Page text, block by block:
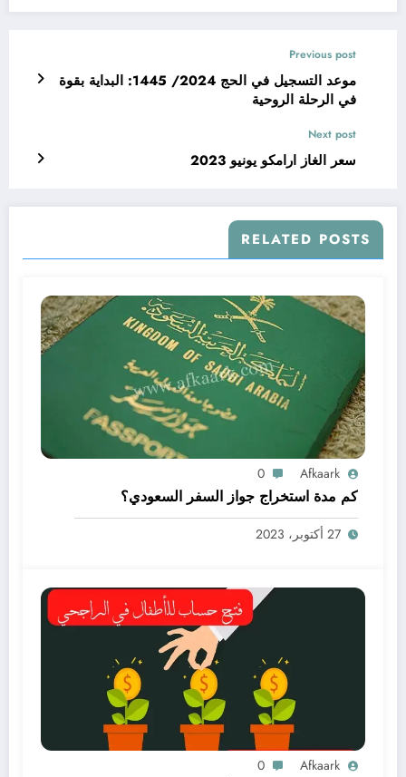
Previous post
موعد التسجيل في الحج 2024/ 1445: البداية بقوة
في الرحلة الروحية
Next post
سعر الغاز ارامكو يونيو 2023
RELATED POSTS
Afkaark
0
كم مدة استخراج جواز السفر السعودي؟
27 أكتوبر، 2023
Afkaark
0